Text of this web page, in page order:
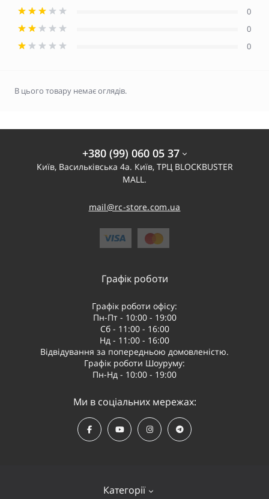
0
0
0
В цього товару немає оглядів.
+380 (99) 060 05 37
Київ, Васильківська 4а. Київ, ТРЦ BLOCKBUSTER
MALL.
mail@rc-store.com.ua
Категорії
Графік роботи
Графік роботи офісу:
Пн-Пт - 10:00 - 19:00
Сб - 11:00 - 16:00
Нд - 11:00 - 16:00
Відвідування за попередньою домовленістю.
Графік роботи Шоуруму:
Пн-Нд - 10:00 - 19:00
Ми в соціальних мережах: